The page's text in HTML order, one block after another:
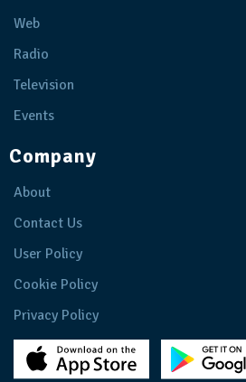
Web
Radio
Television
Events
Company
About
Contact Us
User Policy
Cookie Policy
Privacy Policy